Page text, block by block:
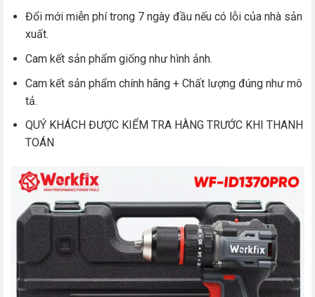
Đổi mới miễn phí trong 7 ngày đầu nếu có lỗi của nhà sản
xuất.
Cam kết sản phẩm giống như hình ảnh.
Cam kết sản phẩm chính hãng + Chất lượng đúng như mô
tả.
QUÝ KHÁCH ĐƯỢC KIỂM TRA HÀNG TRƯỚC KHI THANH
TOÁN